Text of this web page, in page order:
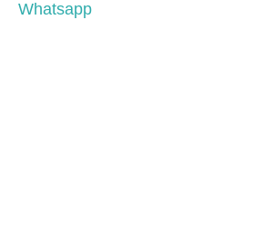
Whatsapp